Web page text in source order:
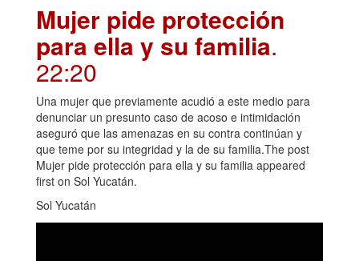
Mujer pide protección
para ella y su familia.
22:20
Una mujer que previamente acudió a este medio para
denunciar un presunto caso de acoso e intimidación
aseguró que las amenazas en su contra continúan y
que teme por su integridad y la de su familia.The post
Mujer pide protección para ella y su familia appeared
first on Sol Yucatán.
Sol Yucatán